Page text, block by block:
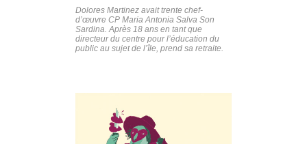
Dolores Martinez avait trente chef-
d’œuvre CP Maria Antonia Salva Son
Sardina. Après 18 ans en tant que
directeur du centre pour l’éducation du
public au sujet de l’île, prend sa retraite.